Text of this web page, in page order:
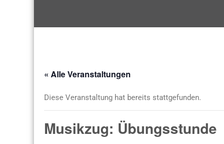
« Alle Veranstaltungen
Diese Veranstaltung hat bereits stattgefunden.
Musikzug: Übungsstunde